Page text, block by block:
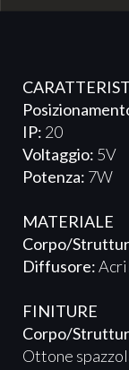
IP: 20
Voltaggio: 5V
Potenza: 7W
MATERIALE
Corpo/
Diffusore:
FINITURE
Corpo/
Ottone